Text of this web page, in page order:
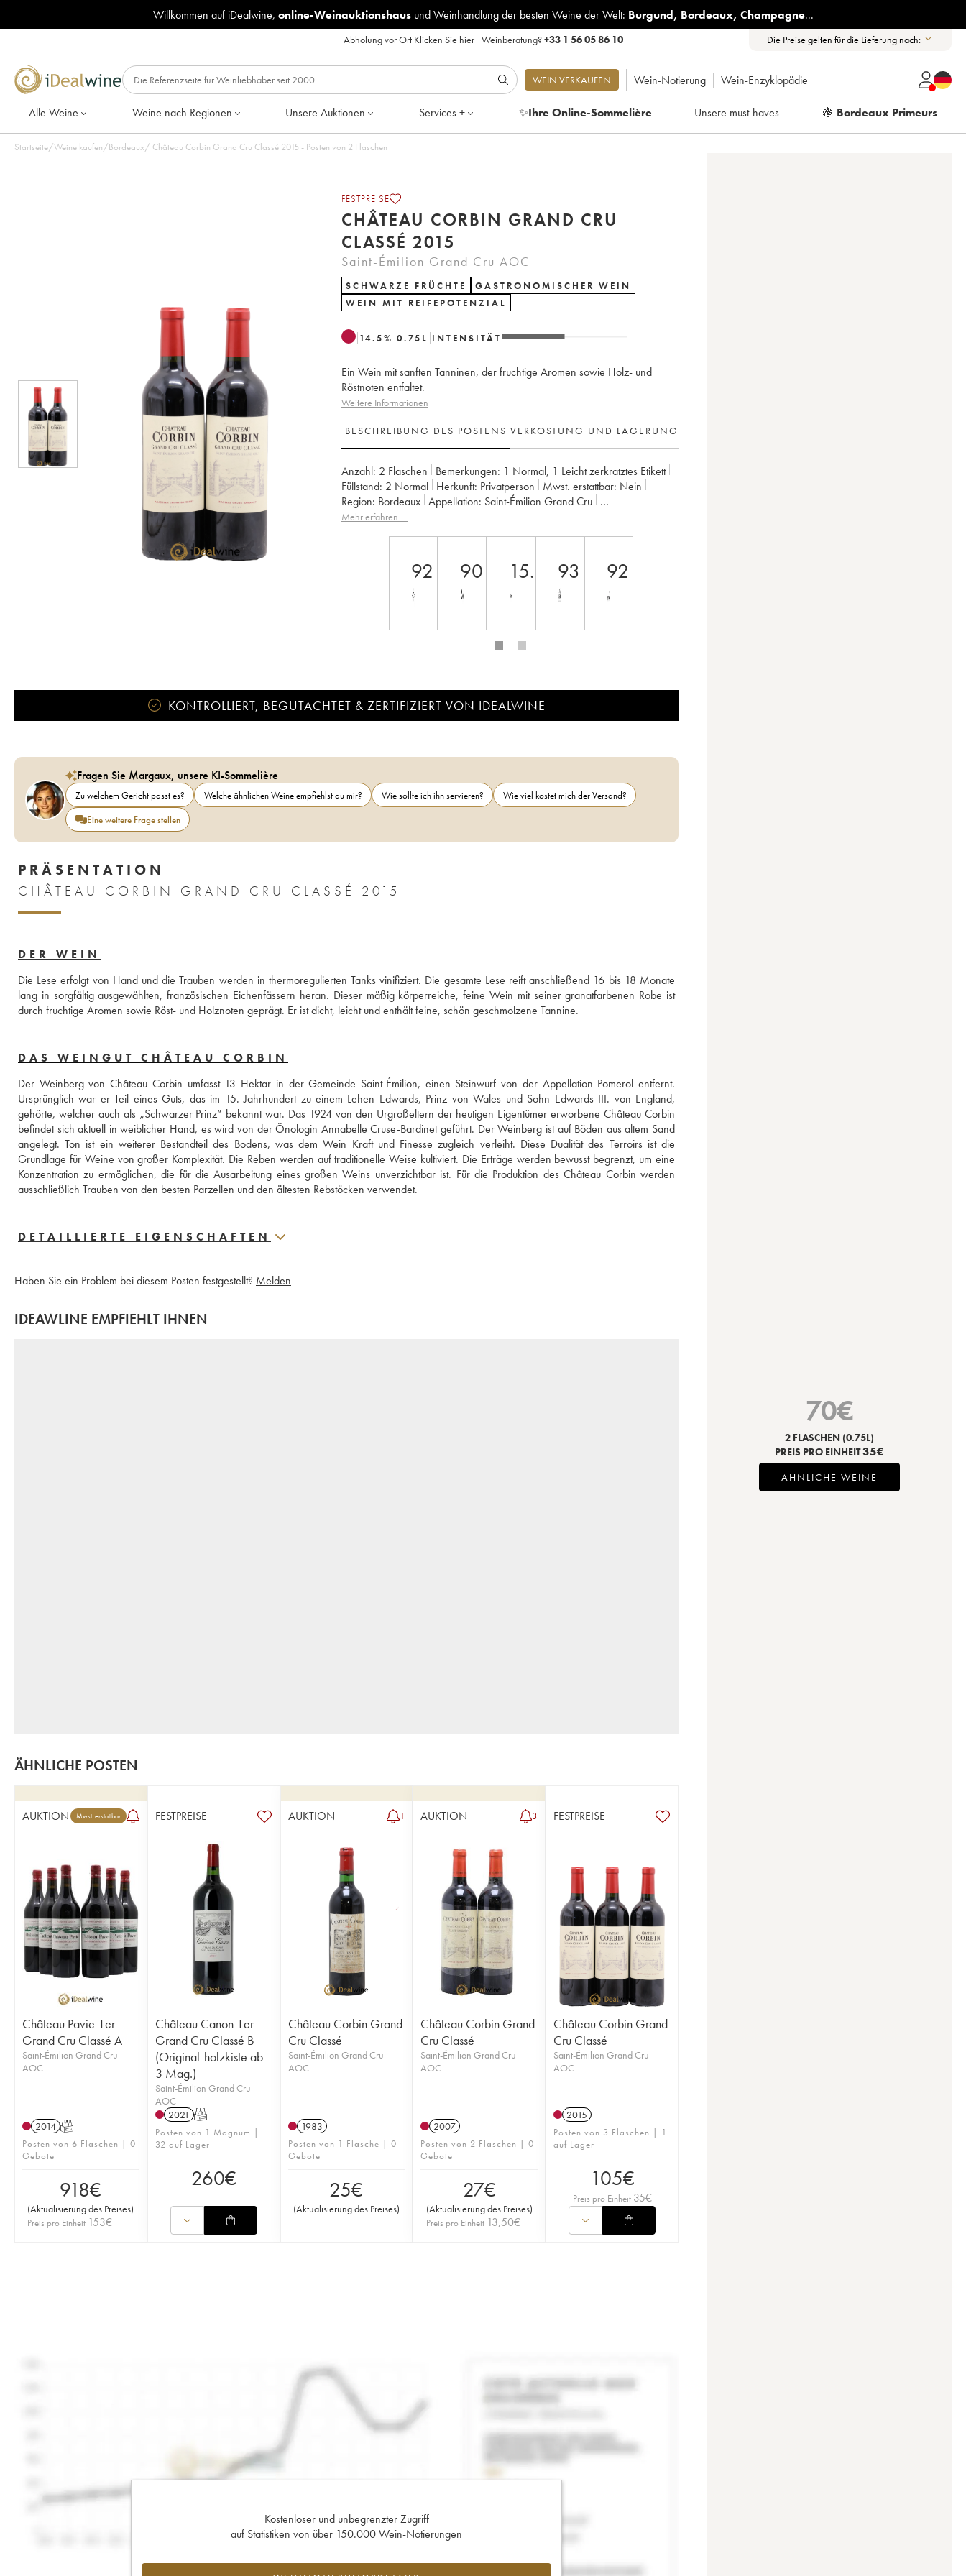
Willkommen auf iDealwine, online-Weinauktionshausund Weinhandlung der besten Weine der Welt: Burgund, Bordeaux, Champagne...
Abholung vor Ort Klicken Sie hier|Weinberatung?+33 1 56 05 86 10 Die Preise gelten für die Lieferung nach:
WEIN VERKAUFEN Wein-Notierung Wein-Enzyklopädie
Alle Weine Weine nach Regionen Unsere Auktionen Services + ✨Ihre Online-Sommelière Unsere must-haves 🍇 Bordeaux Primeurs
Startseite/Weine kaufen/Bordeaux/ Château Corbin Grand Cru Classé 2015 - Posten von 2 Flaschen
FESTPREISE
CHÂTEAU CORBIN GRAND CRU
CLASSÉ 2015
Saint-Émilion Grand Cru AOC
SCHWARZE FRÜCHTE
GASTRONOMISCHER WEIN
WEIN MIT REIFEPOTENZIAL
14.5% 0.75 L INTENSITÄT
Ein Wein mit sanften Tanninen, der fruchtige Aromen sowie Holz- und
Röstnoten entfaltet.
Weitere Informationen
BESCHREIBUNG DES POSTENS VERKOSTUNG UND LAGERUNG
Anzahl: 2 Flaschen Bemerkungen: 1 Normal, 1 Leicht zerkratztes Etikett
Füllstand: 2 Normal Herkunft: privatperson Mwst. erstattbar:
nein
Region:
Bordeaux Appellation:
Saint-Émilion Grand Cru
Klassifizierung:
Mehr erfahren …
92 90 15.5 93 92
KONTROLLIERT, BEGUTACHTET & ZERTIFIZIERT VON IDEALWINE
Fragen Sie Margaux, unsere KI-Sommelière
Zu welchem Gericht passt es? Welche ähnlichen Weine empfiehlst du mir? Wie sollte ich ihn servieren?
Wie viel kostet mich der Versand?
Eine weitere Frage stellen
PRÄSENTATION
CHÂTEAU CORBIN GRAND CRU CLASSÉ 2015
DER WEIN
Die Lese erfolgt von Hand und die Trauben werden in thermoregulierten Tanks vinifiziert. Die gesamte Lese reift anschließend 16 bis 18 Monate
lang in sorgfältig ausgewählten, französischen Eichenfässern heran. Dieser mäßig körperreiche, feine Wein mit seiner granatfarbenen Robe ist
durch fruchtige Aromen sowie Röst- und Holznoten geprägt. Er ist dicht, leicht und enthält feine, schön geschmolzene Tannine.
DAS WEINGUT CHÂTEAU CORBIN
Der Weinberg von Château Corbin umfasst 13 Hektar in der Gemeinde Saint-Émilion, einen Steinwurf von der Appellation Pomerol entfernt.
Ursprünglich war er Teil eines Guts, das im 15. Jahrhundert zu einem Lehen Edwards, Prinz von Wales und Sohn Edwards III. von England,
gehörte, welcher auch als „Schwarzer Prinz“ bekannt war. Das 1924 von den Urgroßeltern der heutigen Eigentümer erworbene Château Corbin
befindet sich aktuell in weiblicher Hand, es wird von der Önologin Annabelle Cruse-Bardinet geführt. Der Weinberg ist auf Böden aus altem Sand
angelegt. Ton ist ein weiterer Bestandteil des Bodens, was dem Wein Kraft und Finesse zugleich verleiht. Diese Dualität des Terroirs ist die
Grundlage für Weine von großer Komplexität. Die Reben werden auf traditionelle Weise kultiviert. Die Erträge werden bewusst begrenzt, um eine
Konzentration zu ermöglichen, die für die Ausarbeitung eines großen Weins unverzichtbar ist. Für die Produktion des Château Corbin werden
ausschließlich Trauben von den besten Parzellen und den ältesten Rebstöcken verwendet.
DETAILLIERTE EIGENSCHAFTEN
Haben Sie ein Problem bei diesem Posten festgestellt? Melden
IDEAWLINE EMPFIEHLT IHNEN
ÄHNLICHE POSTEN
AUKTION Mwst. erstattbar
Château Pavie 1er
Grand Cru Classé A
Saint-Émilion Grand Cru
AOC
2014 T
Posten von 6 Flaschen | 0
Gebote
918€
(Aktualisierung des Preises)
Preis pro Einheit 153€
FESTPREISE
Château Canon 1er
Grand Cru Classé B
(Original-holzkiste ab
3 Mag.)
Saint-Émilion Grand Cru
AOC
2021 T
Posten von 1 Magnum |
32 auf Lager
260€
AUKTION 1
Château Corbin Grand
Cru Classé
Saint-Émilion Grand Cru
AOC
1983
Posten von 1 Flasche | 0
Gebote
25€
(Aktualisierung des Preises)
AUKTION 3
Château Corbin Grand
Cru Classé
Saint-Émilion Grand Cru
AOC
2007
Posten von 2 Flaschen | 0
Gebote
27€
(Aktualisierung des Preises)
Preis pro Einheit 13,50€
FESTPREISE
Château Corbin Grand
Cru Classé
Saint-Émilion Grand Cru
AOC
2015
Posten von 3 Flaschen | 1
auf Lager
105€
Preis pro Einheit 35€
Kostenloser und unbegrenzter Zugriff
auf Statistiken von über 150.000 Wein-Notierungen
70€
2 FLASCHEN (0.75L)
PREIS PRO EINHEIT35€
ÄHNLICHE WEINE